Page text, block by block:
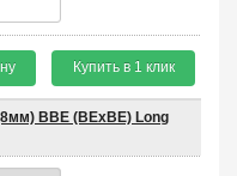
Купить в 1 клик
BBE (BEхBE) Long